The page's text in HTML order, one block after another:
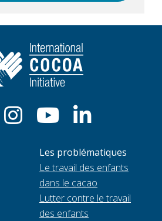
Les problématiques
Le travail des enfants
dans le cacao
Lutter contre le travail
des enfants